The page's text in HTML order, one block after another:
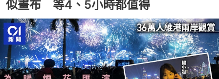
似畫布 等4、5小時都值得